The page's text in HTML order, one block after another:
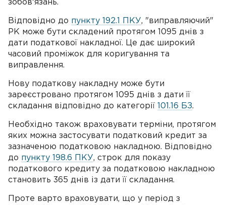
зобов'язань.
Відповідно до пункту 192.1 ПКУ, "виправляючий"
РК може бути складений протягом 1095 днів з
дати податкової накладної. Це дає широкий
часовий проміжок для коригування та
виправлення.
Нову податкову накладну може бути
зареєстровано протягом 1095 днів з дати її
складання відповідно до категорії
101.16 БЗ.
Необхідно також враховувати терміни, протягом
яких можна застосувати податковий кредит за
зазначеною податковою накладною. Відповідно
до пункту 198.6 ПКУ, строк для показу
податкового кредиту за податковою накладною
становить 365 днів із дати її складання.
Проте варто враховувати, що у період з